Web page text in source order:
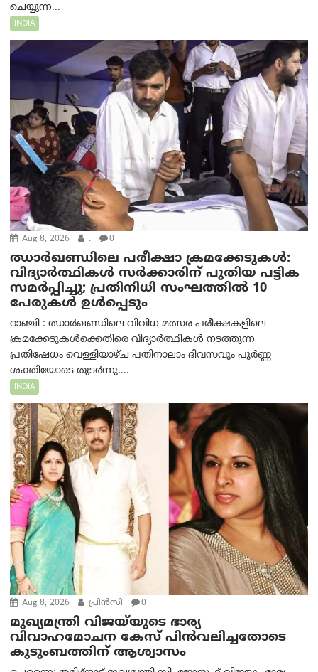
ചെയ്യുന്ന...
INDIA
Aug 8, 2026 . 0
ഝാര്‍ഖണ്ഡിലെ പരീക്ഷാ ക്രമക്കേടുകള്‍:
വിദ്യാർത്ഥികൾ സർക്കാരിന് പുതിയ പട്ടിക
സമർപ്പിച്ചു; പ്രതിനിധി സംഘത്തിൽ 10
പേരുകൾ ഉൾപ്പെടും
റാഞ്ചി : ഝാർഖണ്ഡിലെ വിവിധ മത്സര പരീക്ഷകളിലെ
ക്രമക്കേടുകൾക്കെതിരെ വിദ്യാർത്ഥികൾ നടത്തുന്ന
പ്രതിഷേധം വെള്ളിയാഴ്ച പതിനാലാം ദിവസവും പൂർണ്ണ
ശക്തിയോടെ തുടർന്നു....
INDIA
Aug 8, 2026 പ്രിന്‍സി 0
മുഖ്യമന്ത്രി വിജയ്‌യുടെ ഭാര്യ
വിവാഹമോചന കേസ് പിൻവലിച്ചതോടെ
കുടുംബത്തിന് ആശ്വാസം